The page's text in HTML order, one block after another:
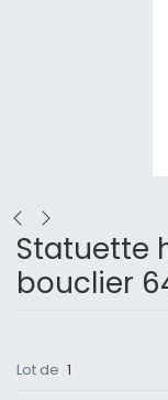
Statuette
bouclier
Lot de 1